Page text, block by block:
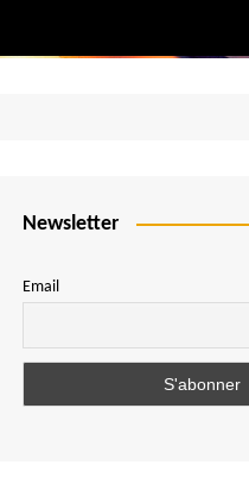
Newsletter
Email